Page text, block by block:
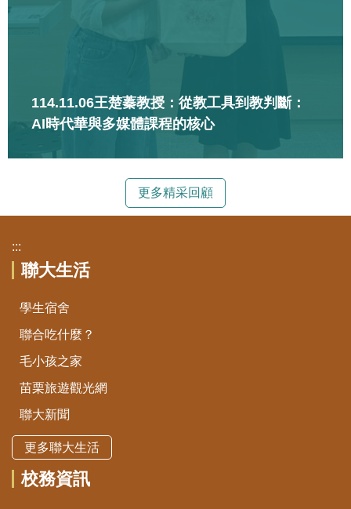
114.11.06王楚蓁教授：從教工具到教判斷：
AI時代華與多媒體課程的核心
更多精采回顧
:::
聯大生活
學生宿舍
聯合吃什麼？
毛小孩之家
苗栗旅遊觀光網
聯大新聞
更多聯大生活
校務資訊